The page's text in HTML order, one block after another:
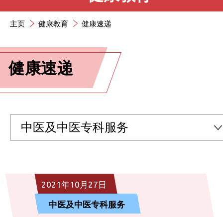
主页 健康教育 健康速递
健康速递
中医及中医专科服务
预防医学及医疗服务
2021年10月27日
中医及中医专科服务